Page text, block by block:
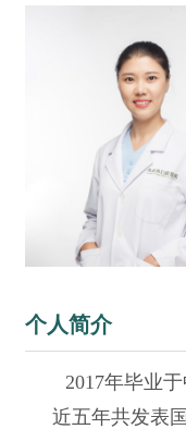
个人简介
2017年毕业
近五年共发表